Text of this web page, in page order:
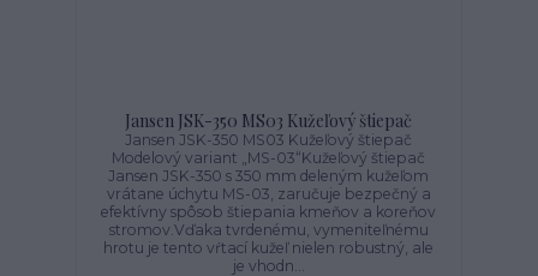
Jansen JSK-350 MS03 Kužeľový štiepač
Jansen JSK-350 MS03 Kužeľový štiepač
Modelový variant „MS-03“Kužeľový štiepač
Jansen JSK-350 s 350 mm deleným kužeľom
vrátane úchytu MS-03, zaručuje bezpečný a
efektívny spôsob štiepania kmeňov a koreňov
stromov.Vďaka tvrdenému, vymeniteľnému
hrotu je tento vŕtací kužeľ nielen robustný, ale
je vhodn...